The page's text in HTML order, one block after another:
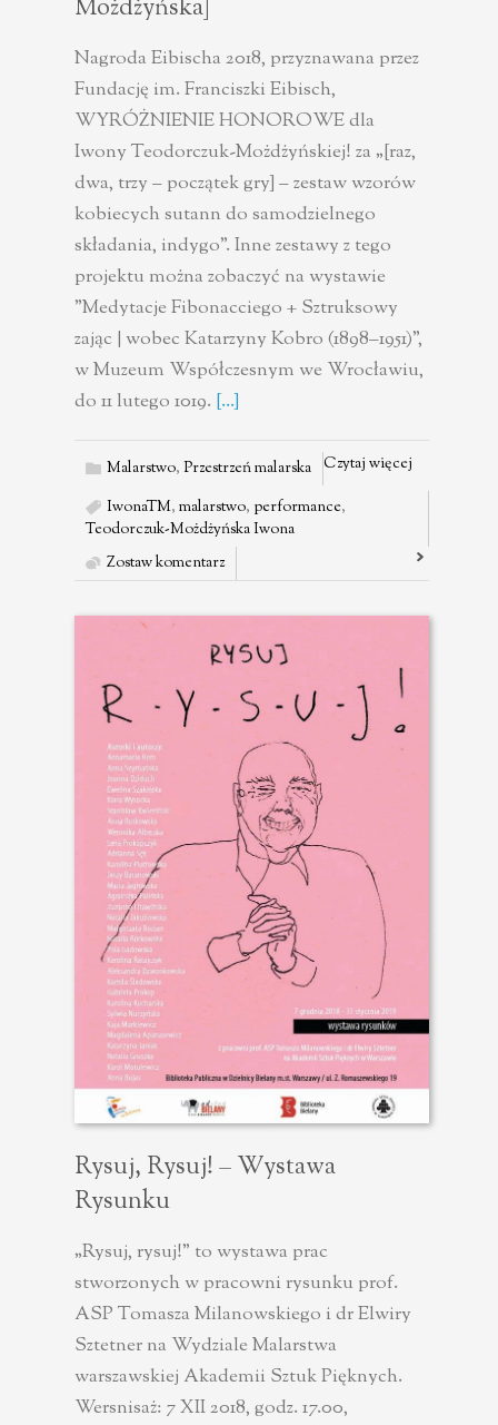
Możdżyńska]
Nagroda Eibischa 2018, przyznawana przez
Fundację im. Franciszki Eibisch,
WYRÓŻNIENIE HONOROWE dla
Iwony Teodorczuk-Możdżyńskiej! za „[raz,
dwa, trzy – początek gry] – zestaw wzorów
kobiecych sutann do samodzielnego
składania, indygo”. Inne zestawy z tego
projektu można zobaczyć na wystawie
"Medytacje Fibonacciego + Sztruksowy
zając | wobec Katarzyny Kobro (1898–1951)",
w Muzeum Współczesnym we Wrocławiu,
do 11 lutego 1019. [...]
Malarstwo, Przestrzeń malarska
IwonaTM, malarstwo, performance,
Teodorczuk-Możdżyńska Iwona
Zostaw komentarz
Czytaj więcej
Rysuj, Rysuj! – Wystawa
Rysunku
„Rysuj, rysuj!” to wystawa prac
stworzonych w pracowni rysunku prof.
ASP Tomasza Milanowskiego i dr Elwiry
Sztetner na Wydziale Malarstwa
warszawskiej Akademii Sztuk Pięknych.
Wersnisaż: 7 XII 2018, godz. 17.00,